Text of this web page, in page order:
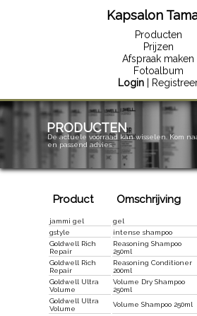
Kapsalon
Producten
Prijzen
Afspraak maken
Fotoalbum
Login
|
PRODUCTEN
De actuele voorraad kan wisselen. Kom
en passend advies.
Product Omschrijving
jammi gel gel
gstyle
intense shampoo
Goldwell Rich
Repair
Reasoning Shampoo
250ml
Goldwell Rich
Repair
Reasoning Conditioner
200ml
Goldwell Ultra
Volume
Volume Dry Shampoo
250ml
Goldwell Ultra
Volume
Volume Shampoo 250ml